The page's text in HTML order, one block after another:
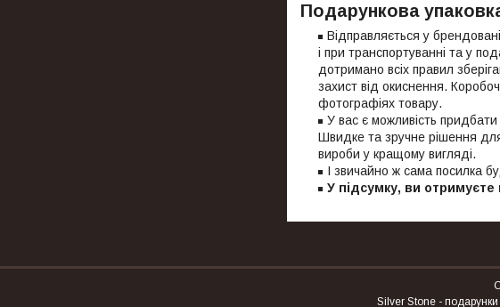
Подарункова
Відправляється у
і при транспортуванні та у
дотримано всіх правил
захист від окиснення.
фотографіях товару.
У вас є можливість
Швидке та зручне рішення
вироби у кращому вигляді.
І звичайно ж сама посилка
У підсумку, ви отримуєте